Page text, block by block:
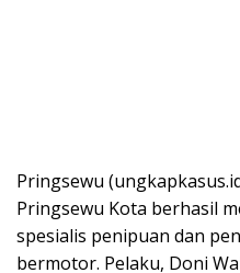
Pringsewu
Pringsewu Kota berhasil
spesialis penipuan dan
bermotor. Pelaku, Doni